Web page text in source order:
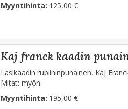
Myyntihinta: 125,00 €
kaj franck kaadin
Lasikaadin rubiininpunainen, Kaj
Mitat: myöh.
Myyntihinta: 195,00 €